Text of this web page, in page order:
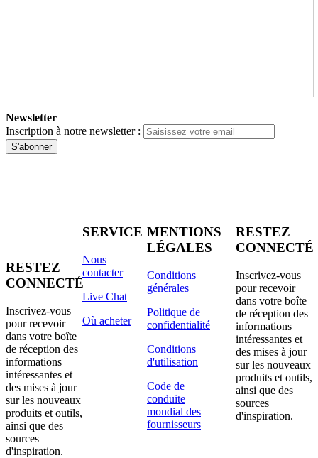
Newsletter
Inscription à notre newsletter :
S'abonner
RESTEZ
CONNECTÉ
Inscrivez-vous
pour recevoir
dans votre boîte
de réception des
informations
intéressantes et
des mises à jour
sur les nouveaux
produits et outils,
ainsi que des
sources
d'inspiration.
SERVICE
Nous
contacter
Live Chat
Où acheter
MENTIONS
LÉGALES
Conditions
générales
Politique de
confidentialité
Conditions
d'utilisation
Code de
conduite
mondial des
fournisseurs
RESTEZ
CONNECTÉ
Inscrivez-vous
pour recevoir
dans votre boîte
de réception des
informations
intéressantes et
des mises à jour
sur les nouveaux
produits et outils,
ainsi que des
sources
d'inspiration.